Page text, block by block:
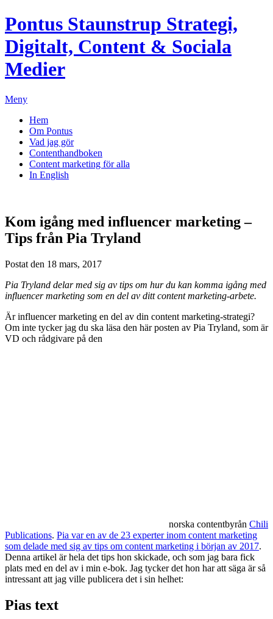
Pontus Staunstrup Strategi,
Digitalt, Content & Sociala
Medier
Meny
Hem
Om Pontus
Vad jag gör
Contenthandboken
Content marketing för alla
In English
Kom igång med influencer marketing –
Tips från Pia Tryland
Postat den 18 mars, 2017
Pia Tryland delar med sig av tips om hur du kan komma igång med
influencer marketing som en del av ditt content marketing-arbete.
Är influencer marketing en del av din content marketing-strategi?
Om inte tycker jag du ska läsa den här posten av Pia Tryland, som är
VD och rådgivare på den
norska contentbyrån Chili
Publications. Pia var en av de 23 experter inom content marketing
som delade med sig av tips om content marketing i början av 2017.
Denna artikel är hela det tips hon skickade, och som jag bara fick
plats med en del av i min e-bok. Jag tycker det hon har att säga är så
intressant att jag ville publicera det i sin helhet:
Pias text